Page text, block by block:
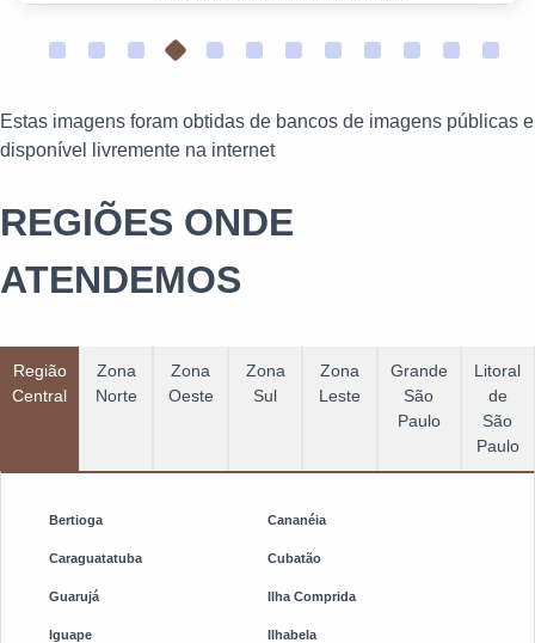
Estas imagens foram obtidas de bancos de imagens públicas e
disponível livremente na internet
REGIÕES ONDE
ATENDEMOS
Região
Central
Zona
Norte
Zona
Oeste
Zona
Sul
Zona
Leste
Grande
São
Paulo
Litoral
de
São
Paulo
Bertioga Cananéia
Caraguatatuba Cubatão
Guarujá Ilha Comprida
Iguape Ilhabela